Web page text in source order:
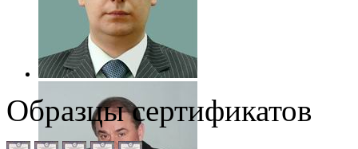
Образцы сертификатов